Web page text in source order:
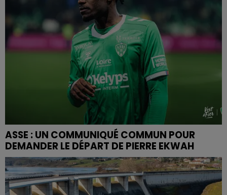
ASSE : UN COMMUNIQUÉ COMMUN POUR
DEMANDER LE DÉPART DE PIERRE EKWAH